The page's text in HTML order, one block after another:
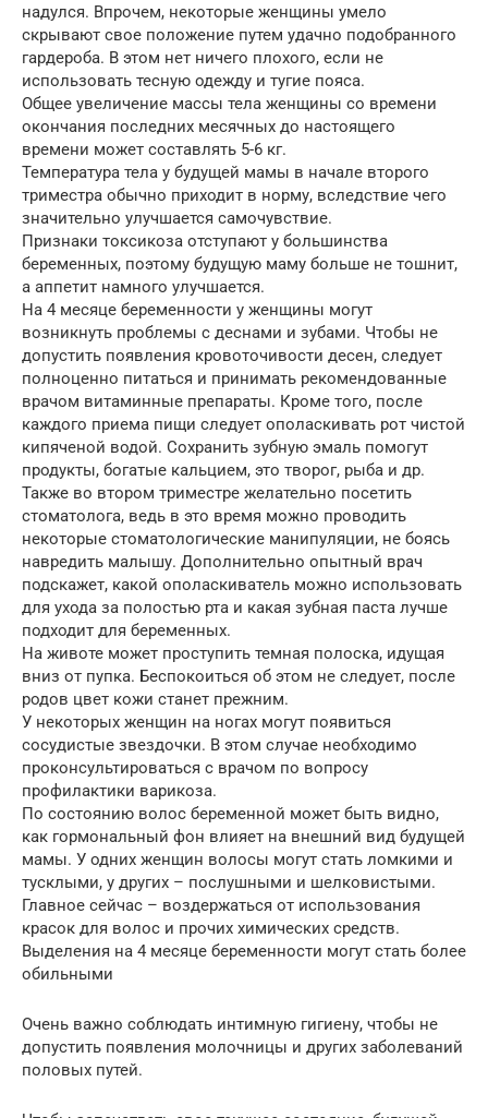
надулся. Впрочем, некоторые женщины умело
скрывают свое положение путем удачно подобранного
гардероба. В этом нет ничего плохого, если не
использовать тесную одежду и тугие пояса.
Общее увеличение массы тела женщины со времени
окончания последних месячных до настоящего
времени может составлять 5-6 кг.
Температура тела у будущей мамы в начале второго
триместра обычно приходит в норму, вследствие чего
значительно улучшается самочувствие.
Признаки токсикоза отступают у большинства
беременных, поэтому будущую маму больше не тошнит,
а аппетит намного улучшается.
На 4 месяце беременности у женщины могут
возникнуть проблемы с деснами и зубами. Чтобы не
допустить появления кровоточивости десен, следует
полноценно питаться и принимать рекомендованные
врачом витаминные препараты. Кроме того, после
каждого приема пищи следует ополаскивать рот чистой
кипяченой водой. Сохранить зубную эмаль помогут
продукты, богатые кальцием, это творог, рыба и др.
Также во втором триместре желательно посетить
стоматолога, ведь в это время можно проводить
некоторые стоматологические манипуляции, не боясь
навредить малышу. Дополнительно опытный врач
подскажет, какой ополаскиватель можно использовать
для ухода за полостью рта и какая зубная паста лучше
подходит для беременных.
На животе может проступить темная полоска, идущая
вниз от пупка. Беспокоиться об этом не следует, после
родов цвет кожи станет прежним.
У некоторых женщин на ногах могут появиться
сосудистые звездочки. В этом случае необходимо
проконсультироваться с врачом по вопросу
профилактики варикоза.
По состоянию волос беременной может быть видно,
как гормональный фон влияет на внешний вид будущей
мамы. У одних женщин волосы могут стать ломкими и
тусклыми, у других – послушными и шелковистыми.
Главное сейчас – воздержаться от использования
красок для волос и прочих химических средств.
Выделения на 4 месяце беременности могут стать более
обильными
Очень важно соблюдать интимную гигиену, чтобы не
допустить появления молочницы и других заболеваний
половых путей.